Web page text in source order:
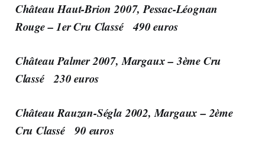
Château Haut-Brion 2007, Pessac-Léognan
Rouge – 1er Cru Classé 490 euros
Château Palmer 2007, Margaux – 3ème Cru
Classé 230 euros
Château Rauzan-Ségla 2002, Margaux – 2ème
Cru Classé 90 euros